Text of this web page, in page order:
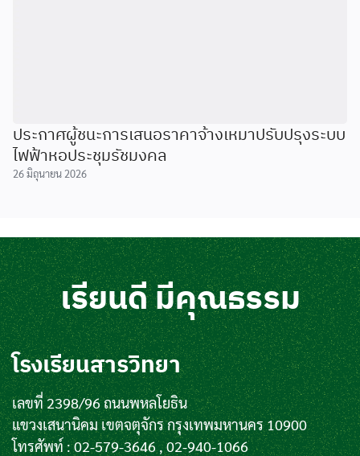
ประกาศผู้ชนะการเสนอราคาจ้างเหมาปรับปรุงระบบ
ไฟฟ้าหอประชุมรัชมงคล
26 มิถุนายน 2026
เรียนดี มีคุณธรรม
โรงเรียนสารวิทยา
เลขที่ 2398/96 ถนนพหลโยธิน
แขวงเสนานิคม เขตจตุจักร กรุงเทพมหานคร 10900
โทรศัพท์ : 02-579-3646 , 02-940-1066